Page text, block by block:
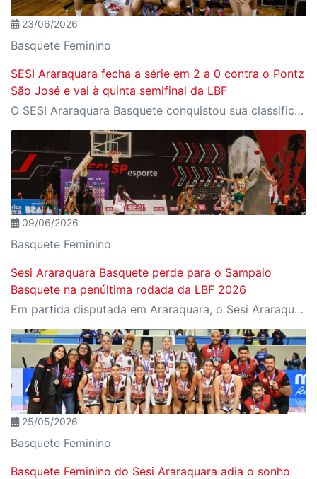
23/06/2026
Basquete Feminino
SESI Araraquara fecha a série em 2 a 0 contra o Pontz
São José e vai à quinta semifinal da LBF
O SESI Araraquara Basquete conquistou sua classificação para a semifinal da LBF 2026. Após vencer o Pontz São José Basketball no último domingo, o time feminino fechou a série das quartas de final em 2 a 0 e avança na competição nacional.
09/06/2026
Basquete Feminino
Sesi Araraquara Basquete perde para o Sampaio
Basquete na penúltima rodada da LBF 2026
Em partida disputada em Araraquara, o Sesi Araraquara foi superado pelo Sampaio Basquete por 61 a 48, pela penúltima partida da LBF.
25/05/2026
Basquete Feminino
Basquete Feminino do Sesi Araraquara adia o sonho